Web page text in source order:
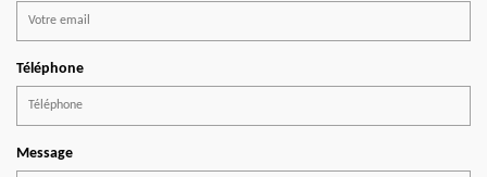
Téléphone
Message